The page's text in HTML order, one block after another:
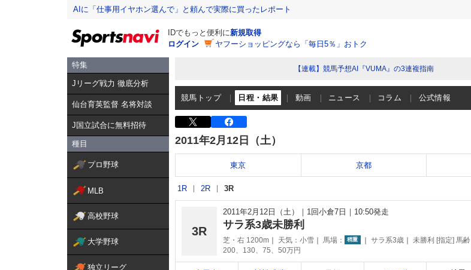
AIに「仕事用イヤホン選んで」と頼んで実際に買ったレポート
IDでもっと便利に新規取得
ログイン
ヤフーショッピングなら「毎日5％」おトク
特集
Jリーグ戦力 徹底分析
仙台育英監督 名将対談
J国立試合に無料招待
種目
プロ野球
MLB
高校野球
大学野球
独立リーグ
【連載】競馬予想AI『VUMA』の3連複指南
競馬トップ 日程・結果 動画 ニュース コラム 公式情報
2011年2月12日（土）
東京 京都
1R 2R 3R
3R
2011年2月12日（土） 1回小倉7日 10:50発走
サラ系3歳未勝利
芝・右 1200m 天気： 小雪 馬場： 稍重 サラ系3歳 未勝利 [指定] 馬齢
200、130、75、50万円